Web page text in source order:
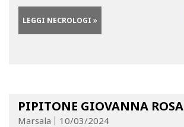
LEGGI NECROLOGI
PIPITONE GIOVANNA ROSA
Marsala 10/03/2024